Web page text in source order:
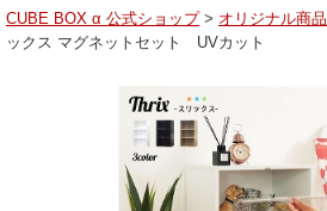
ューブボックスαレイアウト例
料・お支払いについて
CUBE BOX α 公式ショップ> オリジナル商品
ックス マグネットセット UVカット